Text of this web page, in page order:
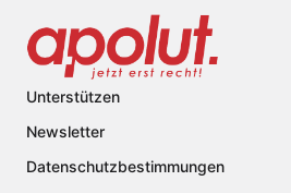
Unterstützen
Newsletter
Datenschutzbestimmungen